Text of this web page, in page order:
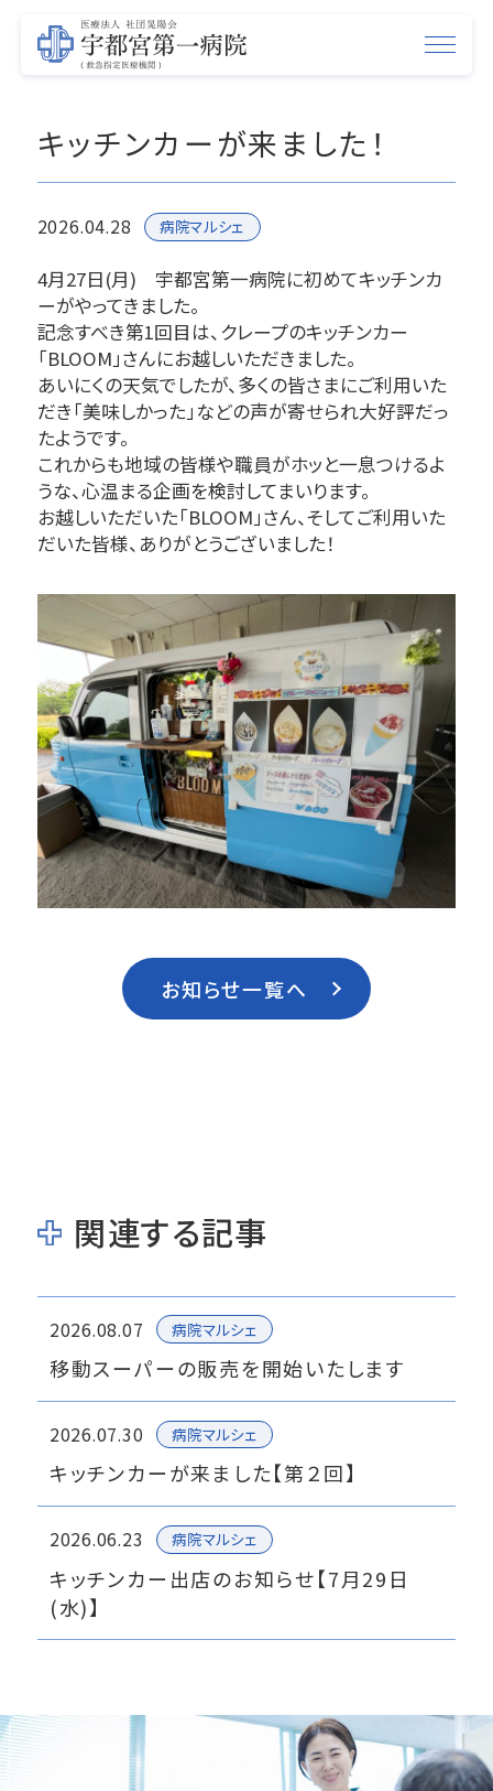
キッチンカーが来ました！
2026.04.28 病院マルシェ
4月27日(月) 宇都宮第一病院に初めてキッチンカ
ーがやってきました。
記念すべき第1回目は、クレープのキッチンカー
「BLOOM」さんにお越しいただきました。
あいにくの天気でしたが、多くの皆さまにご利用いた
だき「美味しかった」などの声が寄せられ大好評だっ
たようです。
これからも地域の皆様や職員がホッと一息つけるよ
うな、心温まる企画を検討してまいります。
お越しいただいた「BLOOM」さん、そしてご利用いた
だいた皆様、ありがとうございました！
お知らせ一覧へ
関連する記事
2026.08.07 病院マルシェ
移動スーパーの販売を開始いたします
2026.07.30 病院マルシェ
キッチンカーが来ました【第２回】
2026.06.23 病院マルシェ
キッチンカー出店のお知らせ【7月29日
(水)】